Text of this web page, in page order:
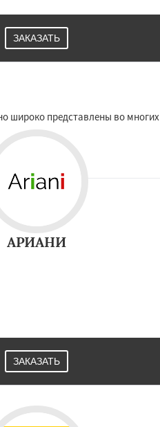
ЗАКАЗАТЬ
широко представлены во
АРИАНИ
ЗАКАЗАТЬ